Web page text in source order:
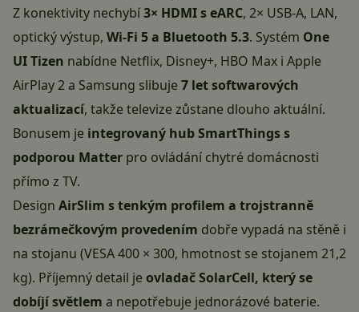
Z konektivity nechybí3× HDMI s eARC, 2× USB-A, LAN,
optický výstup, Wi-Fi 5 a Bluetooth 5.3. Systém One
UI Tizen nabídne Netflix, Disney+, HBO Max i Apple
AirPlay 2 a Samsung slibuje7 let softwarových
aktualizací, takže televize zůstane dlouho aktuální.
Bonusem je integrovaný hub SmartThings s
podporou Matter pro ovládání chytré domácnosti
přímo z TV.
Design AirSlim s tenkým profilem a trojstranně
bezrámečkovým provedením dobře vypadá na stěně i
na stojanu (VESA 400 × 300, hmotnost se stojanem 21,2
kg). Příjemný detail jeovladač SolarCell, který se
dobíjí světlem a nepotřebuje jednorázové baterie.